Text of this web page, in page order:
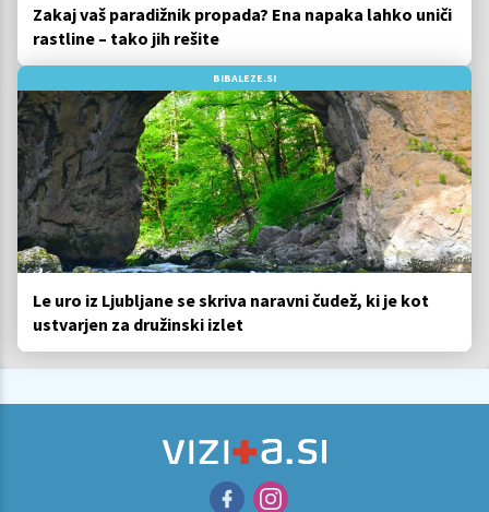
Zakaj vaš paradižnik propada? Ena napaka lahko uniči
rastline – tako jih rešite
BIBALEZE.SI
Le uro iz Ljubljane se skriva naravni čudež, ki je kot
ustvarjen za družinski izlet